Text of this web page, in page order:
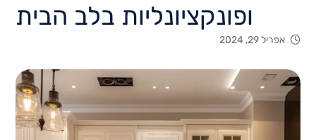
ופונקציונליות בלב הבית
אפריל 29, 2024